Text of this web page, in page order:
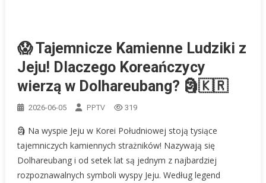
😱 Tajemnicze Kamienne Ludziki z
Jeju! Dlaczego Koreańczycy
wierzą w Dolhareubang? 🗿🇰🇷
2026-06-05 PPTV 319
🗿 Na wyspie Jeju w Korei Południowej stoją tysiące
tajemniczych kamiennych strażników! Nazywają się
Dolhareubang i od setek lat są jednym z najbardziej
rozpoznawalnych symboli wyspy Jeju. Według legend